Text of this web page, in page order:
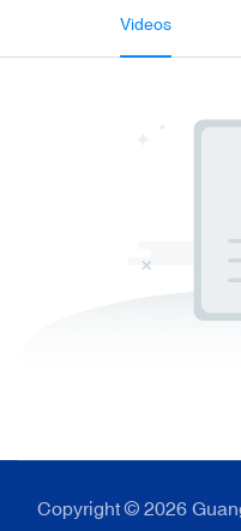
Videos
Copyright © 2026